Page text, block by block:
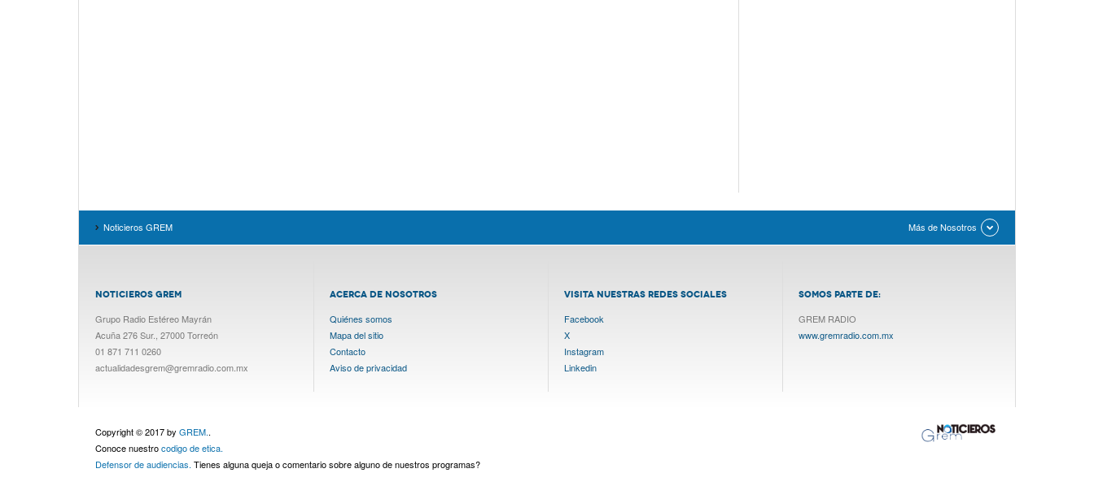
Noticieros GREM Más de Nosotros
NOTICIEROS GREM
Grupo Radio Estéreo Mayrán
Acuña 276 Sur., 27000 Torreón
01 871 711 0260
actualidadesgrem@gremradio.com.mx
ACERCA DE NOSOTROS
Quiénes somos
Mapa del sitio
Contacto
Aviso de privacidad
VISITA NUESTRAS REDES SOCIALES
Facebook
X
Instagram
Linkedin
SOMOS PARTE DE:
GREM RADIO
www.gremradio.com.mx
Copyright © 2017 by GREM..
Conoce nuestrocodigo de etica.
Defensor de audiencias. Tienes alguna queja o comentario sobre alguno de nuestros programas?